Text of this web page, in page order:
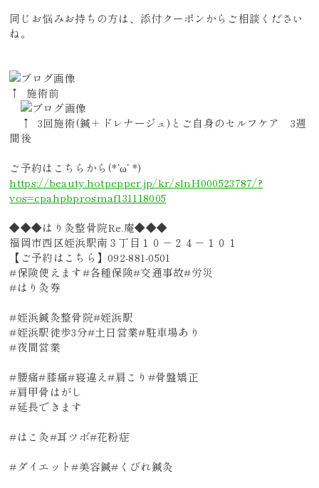
同じお悩みお持ちの方は、添付クーポンからご相談ください
ね。
↑ 施術前
↑ 3回施術(鍼＋ドレナージュ)とご自身のセルフケア 3週
間後
ご予約はこちらから(*‘ω‘ *)
https://beauty.hotpepper.jp/kr/slnH000523787/?
vos=cpahpbprosmaf131118005
◆◆◆はり灸整骨院Re.庵◆◆◆
福岡市西区姪浜駅南３丁目１０－２４－１０１
【ご予約はこちら】092-881-0501
#保険使えます#各種保険#交通事故#労災
#はり灸券
#姪浜鍼灸整骨院#姪浜駅
#姪浜駅徒歩3分#土日営業#駐車場あり
#夜間営業
#腰痛#膝痛#寝違え#肩こり#骨盤矯正
#肩甲骨はがし
#延長できます
#はこ灸#耳ツボ#花粉症
#ダイエット#美容鍼#くびれ鍼灸